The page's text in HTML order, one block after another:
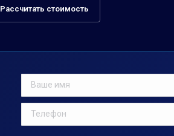
Рассчитать стоимость